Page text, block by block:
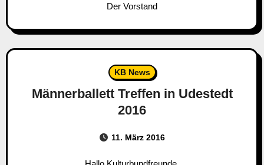
Der Vorstand
KB News
Männerballett Treffen in Udestedt
2016
11. März 2016